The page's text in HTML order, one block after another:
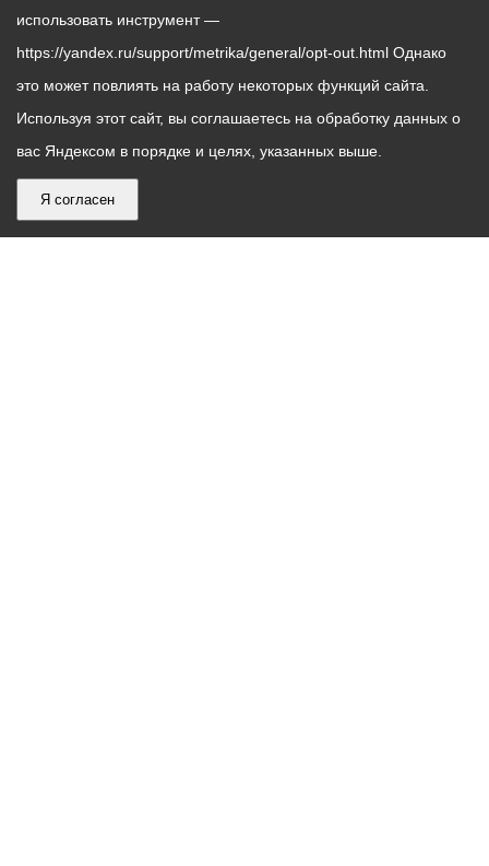
использовать инструмент —
https://yandex.ru/support/metrika/general/opt-out.html Однако
это может повлиять на работу некоторых функций сайта.
Используя этот сайт, вы соглашаетесь на обработку данных о
вас Яндексом в порядке и целях, указанных выше.
Я согласен